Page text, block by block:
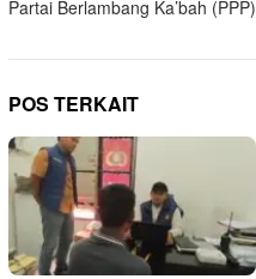
Partai Berlambang Ka’bah (PPP)
POS TERKAIT